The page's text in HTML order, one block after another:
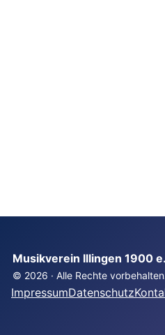
Musikverein Illingen 1900
© 2026 · Alle Rechte
ImpressumDatenschutz